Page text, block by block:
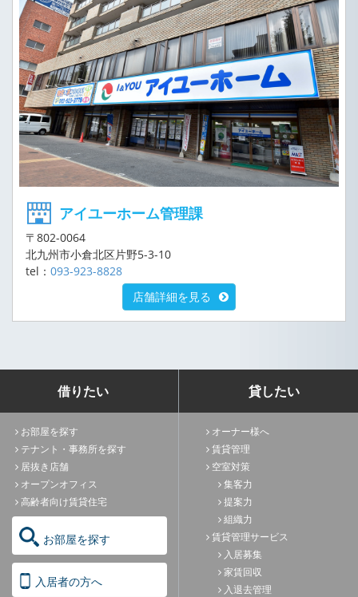
アイユーホーム管理課
〒802-0064
北九州市小倉北区片野5-3-10
tel： 093-923-8828
店舗詳細を見る
借りたい
お部屋を探す
テナント・事務所を探す
居抜き店舗
オープンオフィス
高齢者向け賃貸住宅
お部屋を探す
入居者の方へ
貸したい
オーナー様へ
賃貸管理
空室対策
集客力
提案力
組織力
賃貸管理サービス
入居募集
家賃回収
入退去管理